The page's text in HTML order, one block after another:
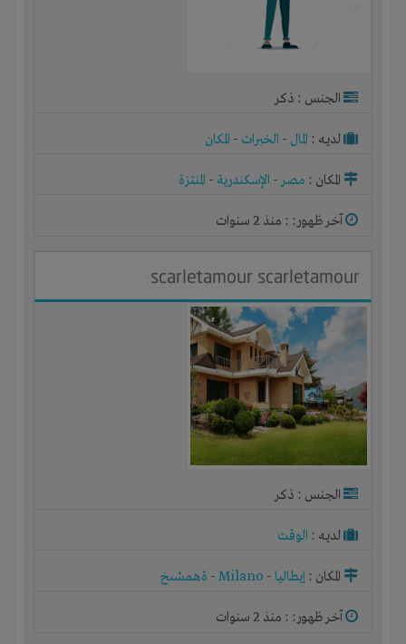
الجنس : ذكر
لديـه : المال - الخبرات - المكان
المكان : مصر- الإسكندرية - المنتزة
آخر ظهور: : منذ 2 سنوات
scarletamour scarletamour
الجنس : ذكر
لديـه : الوقت
المكان : إيطاليا -
Milano
- ةهمشىخ
آخر ظهور: : منذ 2 سنوات